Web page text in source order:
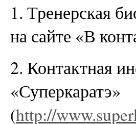
1. Тренерская
на сайте «В
2. Контактная
«Суперкаратэ»
(http://